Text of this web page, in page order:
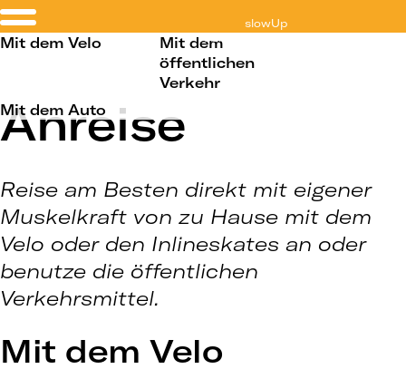
slowUp
Schaffhausen-Hegau
Mit dem Velo
Mit dem
öffentlichen
Verkehr
Mit dem Auto
Anreise
Reise am Besten direkt mit eigener
Muskelkraft von zu Hause mit dem
Velo oder den Inlineskates an oder
benutze die öffentlichen
Verkehrsmittel.
Mit dem Velo